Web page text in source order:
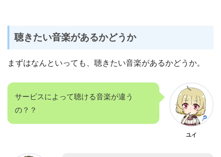
聴きたい音楽があるかどうか
まずはなんといっても、聴きたい音楽があるかどうか。
サービスによって聴ける音楽が違う
の？？
ユイ